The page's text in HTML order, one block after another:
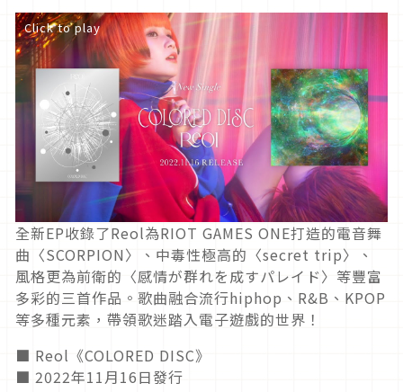
Click to play
全新EP收錄了Reol為RIOT GAMES ONE打造的電音舞
曲〈SCORPION〉、中毒性極高的〈secret trip〉、
風格更為前衛的〈感情が群れを成すパレイド〉等豐富
多彩的三首作品。歌曲融合流行hiphop、R&B、KPOP
等多種元素，帶領歌迷踏入電子遊戲的世界！
■ Reol《COLORED DISC》
■ 2022年11月16日發行